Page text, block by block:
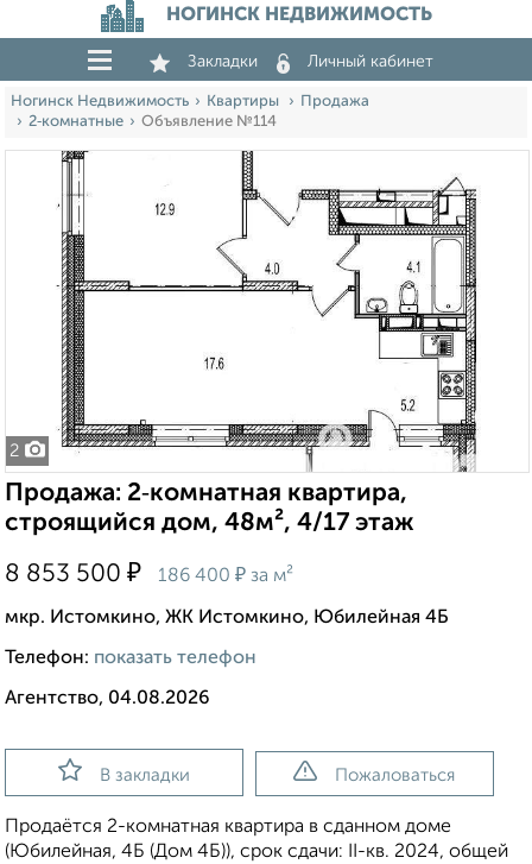
НОГИНСК НЕДВИЖИМОСТЬ
Закладки Личный кабинет
Ногинск Недвижимость Квартиры
Продажа
2‑комнатные
Объявление №114
2
Продажа: 2‑комнатная квартира,
строящийся дом, 48м², 4/17 этаж
8 853 500 ₽ 186 400 ₽ за м²
мкр. Истомкино, ЖК Истомкино, Юбилейная 4Б
Телефон: показать телефон
Агентство, 04.08.2026
В закладки Пожаловаться
Продаётся 2-комнатная квартира в сданном доме
(Юбилейная, 4Б (Дом 4Б)), срок сдачи: II-кв. 2024, общей